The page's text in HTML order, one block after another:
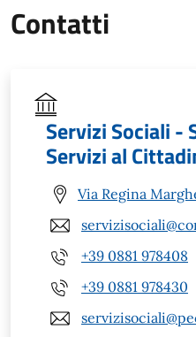
Contatti
Servizi Sociali -
Servizi al
Via Regina
+39 0881 978408
+39 0881 978430